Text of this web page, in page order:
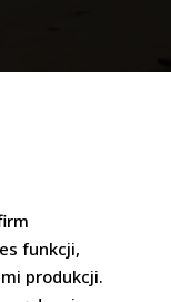
funkcji,
produkcji.